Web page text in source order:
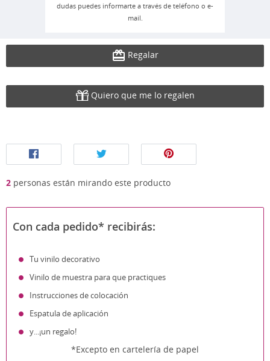
dudas puedes informarte a través de teléfono o e-
mail.
Regalar
Quiero que me lo regalen
2 personas están mirando este producto
Con cada pedido* recibirás:
Tu vinilo decorativo
Vinilo de muestra para que practiques
Instrucciones de colocación
Espatula de aplicación
y...¡un regalo!
*Excepto en cartelería de papel